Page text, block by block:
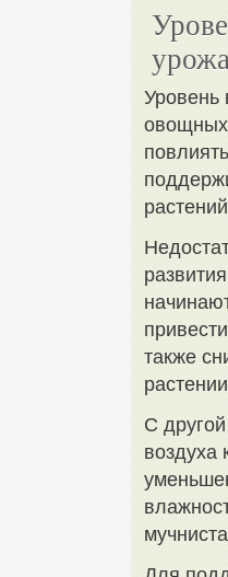
Уровень
овощных
также
С
воздуха